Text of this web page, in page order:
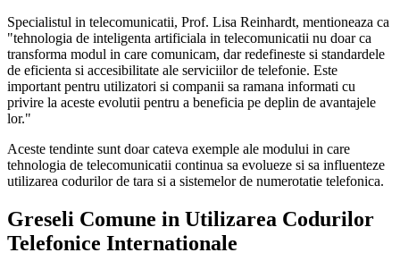
Specialistul in telecomunicatii, Prof. Lisa Reinhardt, mentioneaza ca
"tehnologia de inteligenta artificiala in telecomunicatii nu doar ca
transforma modul in care comunicam, dar redefineste si standardele
de eficienta si accesibilitate ale serviciilor de telefonie. Este
important pentru utilizatori si companii sa ramana informati cu
privire la aceste evolutii pentru a beneficia pe deplin de avantajele
lor."
Aceste tendinte sunt doar cateva exemple ale modului in care
tehnologia de telecomunicatii continua sa evolueze si sa influenteze
utilizarea codurilor de tara si a sistemelor de numerotatie telefonica.
Greseli Comune in Utilizarea Codurilor
Telefonice Internationale